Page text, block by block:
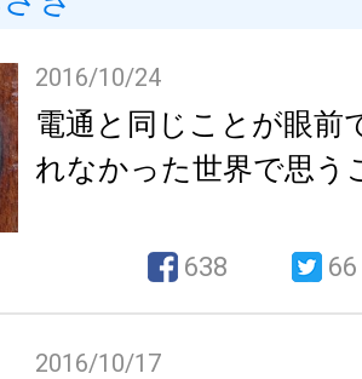
2016/10/24
電通と同じことが眼前
れなかった世界で思う
638 66
2016/10/17